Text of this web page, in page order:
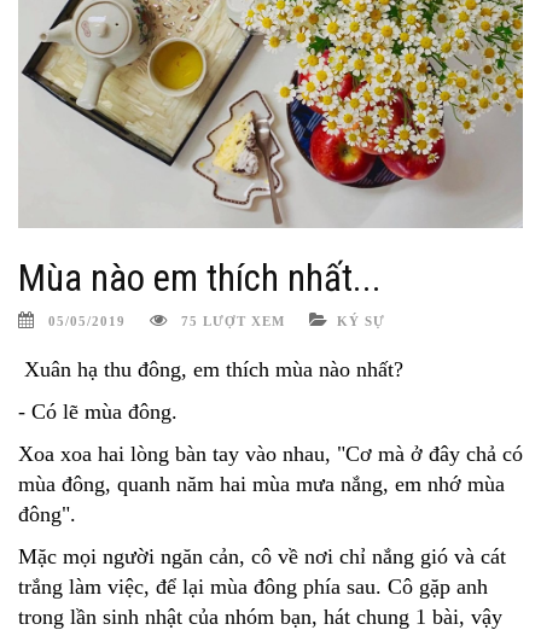
Mùa nào em thích nhất...
05/05/2019 75 LƯỢT XEM KÝ SỰ
Xuân hạ thu đông, em thích mùa nào nhất?
- Có lẽ mùa đông.
Xoa xoa hai lòng bàn tay vào nhau, "Cơ mà ở đây chả có
mùa đông, quanh năm hai mùa mưa nắng, em nhớ mùa
đông".
Mặc mọi người ngăn cản, cô về nơi chỉ nắng gió và cát
trắng làm việc, để lại mùa đông phía sau. Cô gặp anh
trong lần sinh nhật của nhóm bạn, hát chung 1 bài, vậy